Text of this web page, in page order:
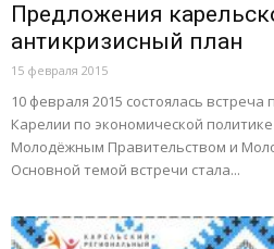
Предложения
антикризисный план
15 февраля 2015
10 февраля 2015 состоялась
Карелии по экономической
Молодёжным Правительством и
Основной темой встречи стала...